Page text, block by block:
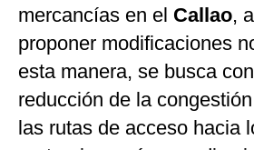
mercancías en el Callao,
proponer modificaciones
esta manera, se busca
reducción de la
las rutas de acceso hacia